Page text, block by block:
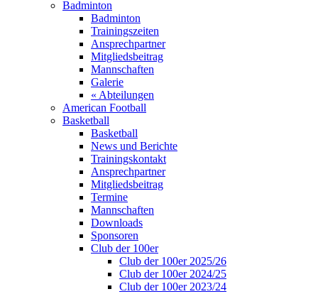
Badminton
Badminton
Trainingszeiten
Ansprechpartner
Mitgliedsbeitrag
Mannschaften
Galerie
« Abteilungen
American Football
Basketball
Basketball
News und Berichte
Trainingskontakt
Ansprechpartner
Mitgliedsbeitrag
Termine
Mannschaften
Downloads
Sponsoren
Club der 100er
Club der 100er 2025/26
Club der 100er 2024/25
Club der 100er 2023/24